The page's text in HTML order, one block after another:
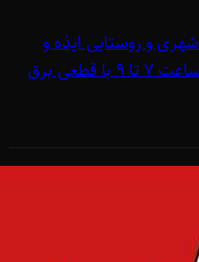
و روستایی ایذه و
شهرستان دزپارت صبح جمعه اول خرداد از ساعت 7 تا 9 با قطعی برق